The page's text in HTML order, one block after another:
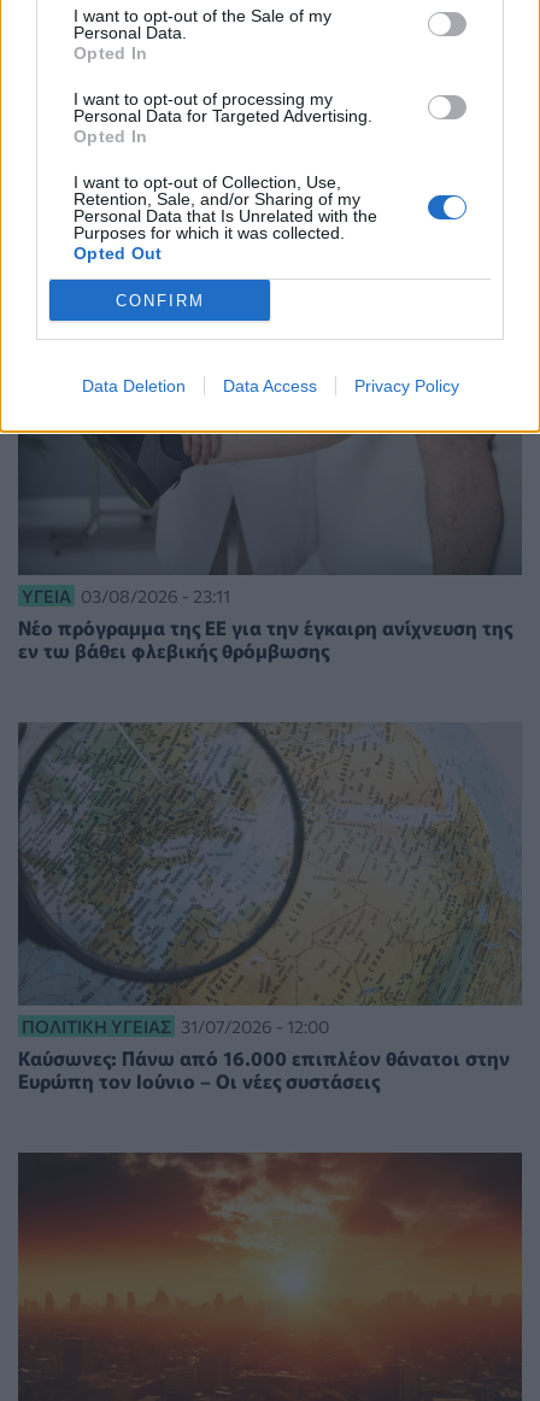
I want to opt-out of the Sale of my
Personal Data.
Opted In
I want to opt-out of processing my
Personal Data for Targeted Advertising.
Opted In
I want to opt-out of Collection, Use,
Retention, Sale, and/or Sharing of my
Personal Data that Is Unrelated with the
Purposes for which it was collected.
Opted Out
CONFIRM
Data Deletion Data Access Privacy Policy
11 Μαϊος 2026
ΣΧΕΤΙΚΑ ΑΡΘΡΑ
ΥΓΕΊΑ 03/08/2026 - 23:11
Νέο πρόγραμμα της ΕΕ για την έγκαιρη ανίχνευση της
εν τω βάθει φλεβικής θρόμβωσης
ΠΟΛΙΤΙΚΉ ΥΓΕΊΑΣ 31/07/2026 - 12:00
Καύσωνες: Πάνω από 16.000 επιπλέον θάνατοι στην
Ευρώπη τον Ιούνιο – Οι νέες συστάσεις